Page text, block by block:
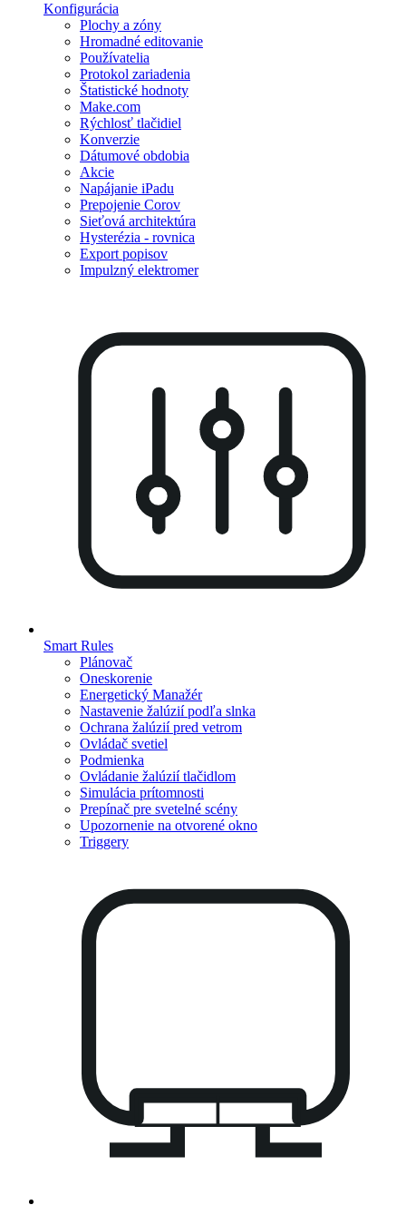
Konfigurácia
Plochy a zóny
Hromadné editovanie
Používatelia
Protokol zariadenia
Štatistické hodnoty
Make.com
Rýchlosť tlačidiel
Konverzie
Dátumové obdobia
Akcie
Napájanie iPadu
Prepojenie Corov
Sieťová architektúra
Hysterézia - rovnica
Export popisov
Impulzný elektromer
Smart Rules
Plánovač
Oneskorenie
Energetický Manažér
Nastavenie žalúzií podľa slnka
Ochrana žalúzií pred vetrom
Ovládač svetiel
Podmienka
Ovládanie žalúzií tlačidlom
Simulácia prítomnosti
Prepínač pre svetelné scény
Upozornenie na otvorené okno
Triggery